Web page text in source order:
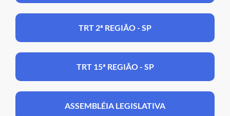
TRT 2ª REGIÃO - SP
TRT 15ª REGIÃO - SP
ASSEMBLÉIA LEGISLATIVA